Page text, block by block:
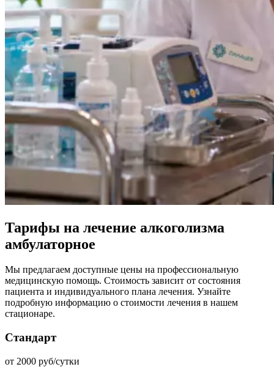
Тарифы на лечение алкоголизма
амбулаторное
Мы предлагаем доступные цены на профессиональную
медицинскую помощь. Стоимость зависит от состояния
пациента и индивидуального плана лечения. Узнайте
подробную информацию о стоимости лечения в нашем
стационаре.
Стандарт
от 2000 руб/сутки